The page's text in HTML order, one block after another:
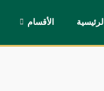
الأقسام